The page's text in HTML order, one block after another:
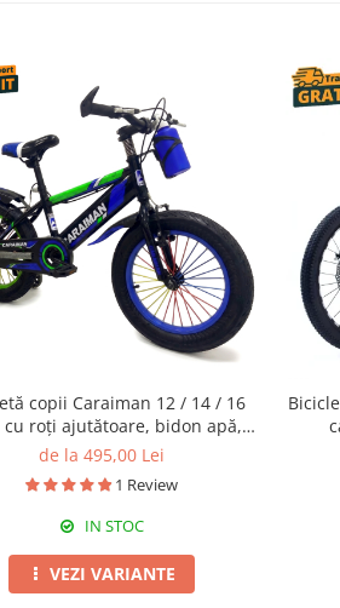
copii Caraiman 12 / 14 / 16
cu roți ajutătoare, bidon apă,
albastră
de la 495,00 Lei
1 Review
IN STOC
VEZI VARIANTE